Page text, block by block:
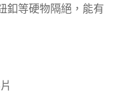
釦等硬物隔絕，能有